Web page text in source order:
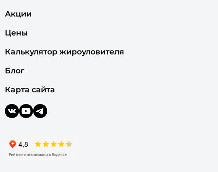
Акции
Цены
Калькулятор жироуловителя
Блог
Карта сайта